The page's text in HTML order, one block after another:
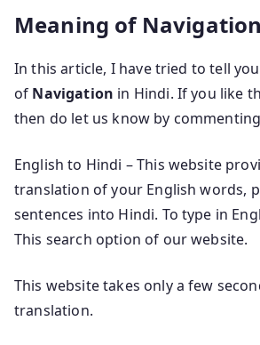
Meaning of
In this article, I have tried to tell
of Navigation in Hindi. If you like
then do let us know by
English to Hindi – This website
translation of your English words,
sentences into Hindi. To type in
This search option of our website.
This website takes only a few
translation.